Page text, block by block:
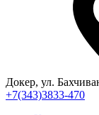
Докер, ул.
+7(343)3833-470